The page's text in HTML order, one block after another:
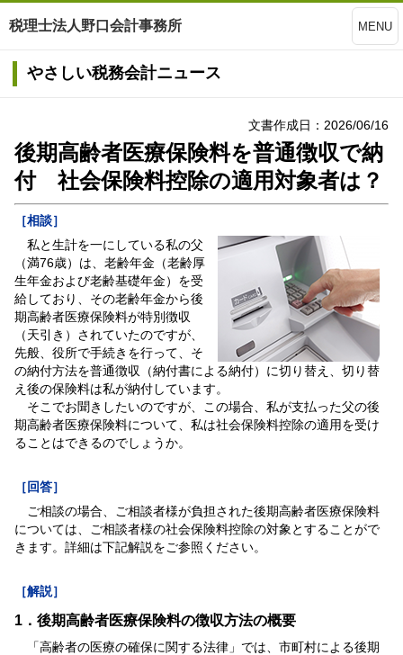
税理士法人野口会計事務所 MENU
やさしい税務会計ニュース
文書作成日：2026/06/16
後期高齢者医療保険料を普通徴収で納
付 社会保険料控除の適用対象者は？
［相談］
私と生計を一にしている私の父
（満76歳）は、老齢年金（老齢厚
生年金および老齢基礎年金）を受
給しており、その老齢年金から後
期高齢者医療保険料が特別徴収
（天引き）されていたのですが、
先般、役所で手続きを行って、そ
の納付方法を普通徴収（納付書による納付）に切り替え、切り替
え後の保険料は私が納付しています。
そこでお聞きしたいのですが、この場合、私が支払った父の後
期高齢者医療保険料について、私は社会保険料控除の適用を受け
ることはできるのでしょうか。
［回答］
ご相談の場合、ご相談者様が負担された後期高齢者医療保険料
については、ご相談者様の社会保険料控除の対象とすることがで
きます。詳細は下記解説をご参照ください。
［解説］
1．後期高齢者医療保険料の徴収方法の概要
「高齢者の医療の確保に関する法律」では、市町村による後期